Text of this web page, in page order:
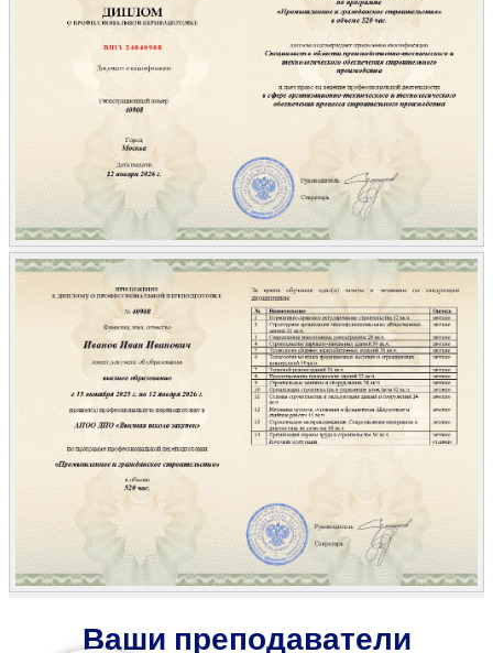
Ваши преподаватели